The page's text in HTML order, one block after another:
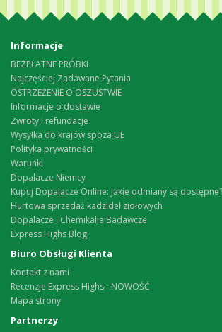
Informacje
BEZPŁATNE PRÓBKI
Najczęściej Zadawane Pytania
OSTRZEŻENIE O OSZUSTWIE
Informacje o dostawie
Zwroty i refundacje
Wysyłka do krajów spoza UE
Polityka prywatności
Warunki
Dopalacze Niemcy
Kupuj Dopalacze Online: Jakie odmiany są dostępne?
Hurtowa sprzedaż kadzideł ziołowych
Dopalacze i Chemikalia Badawcze
Express Highs Blog
Biuro Obsługi Klienta
Kontakt z nami
Recenzje Express Highs - NOWOŚĆ
Mapa strony
Partnerzy